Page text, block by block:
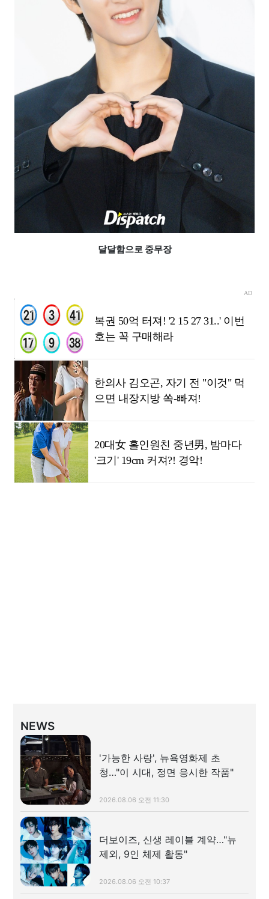
달달함으로 중무장
NEWS
'가능한 사랑', 뉴욕영화제 초
청…"이 시대, 정면 응시한 작품"
2026.08.06 오전 11:30
더보이즈, 신생 레이블 계약…"뉴
제외, 9인 체제 활동"
2026.08.06 오전 10:37